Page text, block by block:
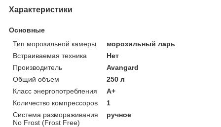
Характеристики
Основные
Тип морозильной камеры
морозильный ларь
Встраиваемая техника
Нет
Производитель
Avangard
Общий объем
250 л
Класс энергопотребления
A+
Количество компрессоров
1
Система размораживания
No Frost (Frost Free)
ручное